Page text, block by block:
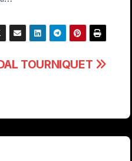
TOURNIQUET